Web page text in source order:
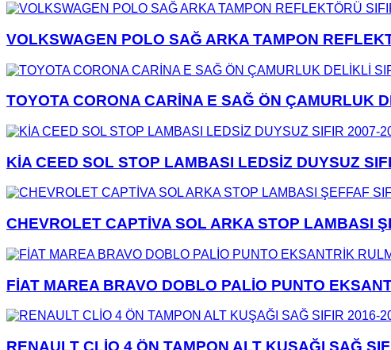
VOLKSWAGEN POLO SAĞ ARKA TAMPON
TOYOTA CORONA CARİNA E SAĞ ÖN ÇAMURLUK
KİA CEED SOL STOP LAMBASI LEDSİZ DUYSUZ
CHEVROLET CAPTİVA SOL ARKA STOP LAMBASI
FİAT MAREA BRAVO DOBLO PALİO PUNTO
RENAULT CLİO 4 ÖN TAMPON ALT KUŞAĞI SAĞ